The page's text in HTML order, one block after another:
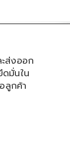
ะส่งออก
มั่นใน
ลูกค้า